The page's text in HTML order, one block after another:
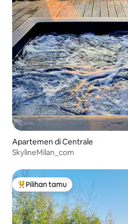
Apartemen di Centrale
SkylineMilan_com
Pilihan tamu terpopuler
Pilihan tamu